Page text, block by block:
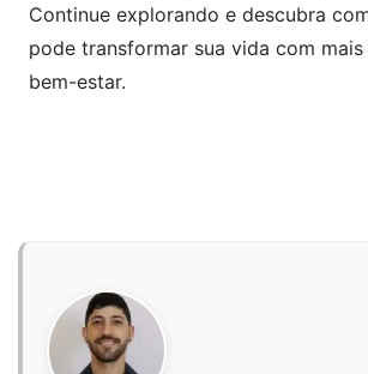
Continue explorando e descubra
pode transformar sua vida com
bem-estar.